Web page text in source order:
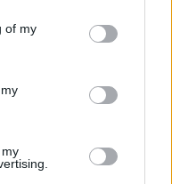
of my
før den tapar seg?
- 19:23
ingredienser med
holder seg god